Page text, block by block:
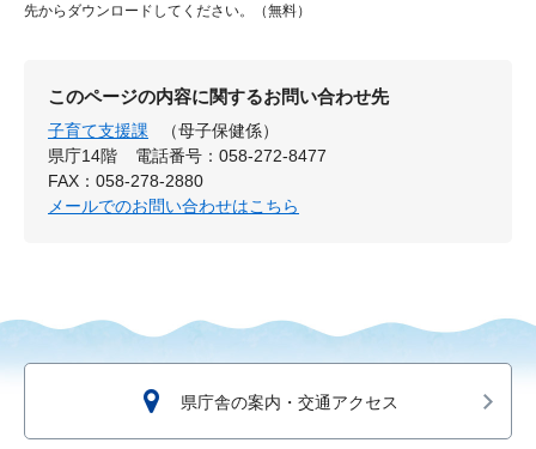
先からダウンロードしてください。（無料）
このページの内容に関するお問い合わせ先
子育て支援課
（母子保健係）
県庁14階
電話番号：058-272-8477
FAX：058-278-2880
メールでのお問い合わせはこちら
県庁舎の案内・交通アクセス